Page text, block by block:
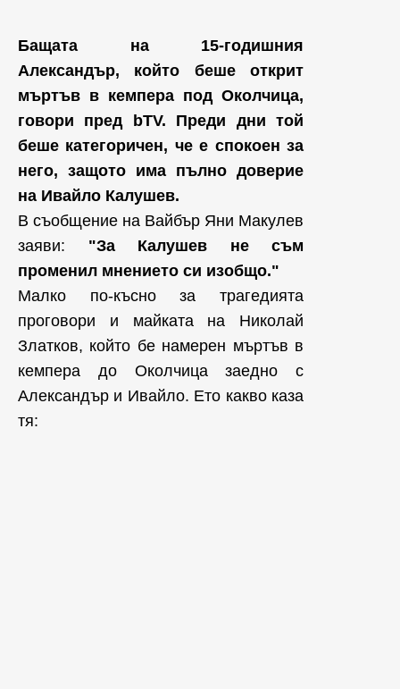
Бащата на 15-годишния
Александър, който беше открит
мъртъв в кемпера под Околчица,
говори пред bTV. Преди дни той
беше категоричен, че е спокоен за
него, защото има пълно доверие
на Ивайло Калушев.
В съобщение на Вайбър Яни Макулев
заяви: "За Калушев не съм
променил мнението си изобщо."
Малко по-късно за трагедията
проговори и майката на Николай
Златков, който бе намерен мъртъв в
кемпера до Околчица заедно с
Александър и Ивайло. Ето какво каза
тя: